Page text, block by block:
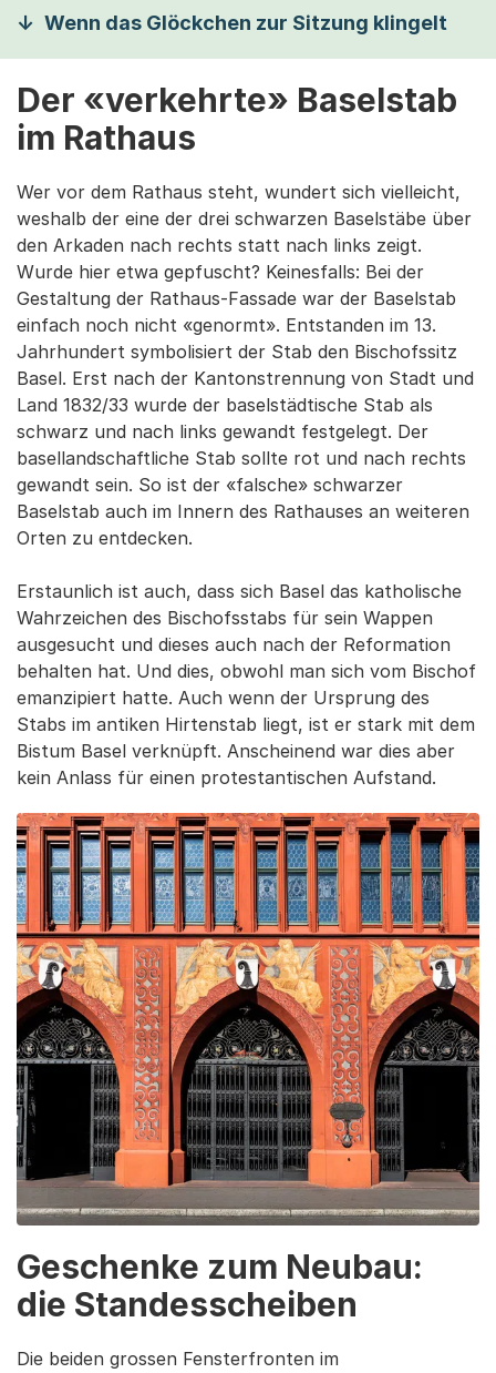
Wenn das Glöckchen zur Sitzung klingelt
Der «verkehrte» Baselstab
im Rathaus
Wer vor dem Rathaus steht, wundert sich vielleicht,
weshalb der eine der drei schwarzen Baselstäbe über
den Arkaden nach rechts statt nach links zeigt.
Wurde hier etwa gepfuscht? Keinesfalls: Bei der
Gestaltung der Rathaus-Fassade war der Baselstab
einfach noch nicht «genormt». Entstanden im 13.
Jahrhundert symbolisiert der Stab den Bischofssitz
Basel. Erst nach der Kantonstrennung von Stadt und
Land 1832/33 wurde der baselstädtische Stab als
schwarz und nach links gewandt festgelegt. Der
basellandschaftliche Stab sollte rot und nach rechts
gewandt sein. So ist der «falsche» schwarzer
Baselstab auch im Innern des Rathauses an weiteren
Orten zu entdecken.
Erstaunlich ist auch, dass sich Basel das katholische
Wahrzeichen des Bischofsstabs für sein Wappen
ausgesucht und dieses auch nach der Reformation
behalten hat. Und dies, obwohl man sich vom Bischof
emanzipiert hatte. Auch wenn der Ursprung des
Stabs im antiken Hirtenstab liegt, ist er stark mit dem
Bistum Basel verknüpft. Anscheinend war dies aber
kein Anlass für einen protestantischen Aufstand.
Geschenke zum Neubau:
die Standesscheiben
Die beiden grossen Fensterfronten im